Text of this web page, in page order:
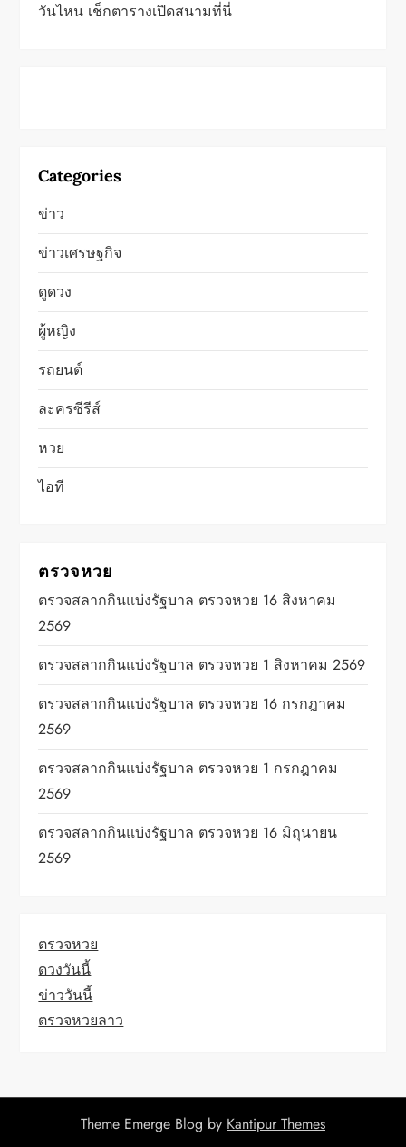
วันไหน เช็กตารางเปิดสนามที่นี่
Categories
ข่าว
ข่าวเศรษฐกิจ
ดูดวง
ผู้หญิง
รถยนต์
ละครซีรีส์
หวย
ไอที
ตรวจหวย
ตรวจสลากกินแบ่งรัฐบาล ตรวจหวย 16 สิงหาคม
2569
ตรวจสลากกินแบ่งรัฐบาล ตรวจหวย 1 สิงหาคม 2569
ตรวจสลากกินแบ่งรัฐบาล ตรวจหวย 16 กรกฎาคม
2569
ตรวจสลากกินแบ่งรัฐบาล ตรวจหวย 1 กรกฎาคม
2569
ตรวจสลากกินแบ่งรัฐบาล ตรวจหวย 16 มิถุนายน
2569
ตรวจหวย
ดวงวันนี้
ข่าววันนี้
ตรวจหวยลาว
Theme Emerge Blog by Kantipur Themes